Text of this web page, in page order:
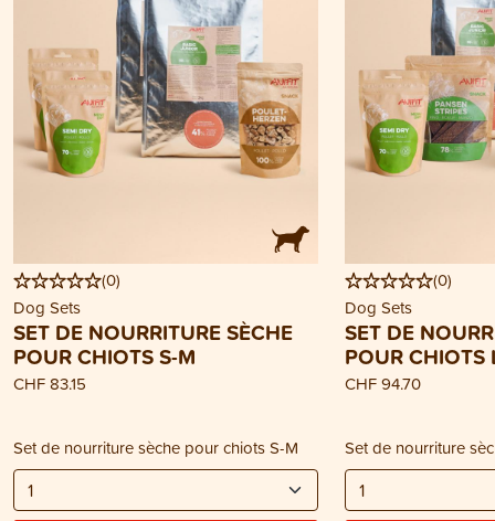
(0)
Dog Sets
SET DE NOURRITURE SÈCHE
POUR CHIOTS S-M
CHF 83.15
Set de nourriture sèche pour chiots S-M
(0)
Dog Sets
SET DE
POUR CHIOTS
CHF 94.70
Set de nourriture